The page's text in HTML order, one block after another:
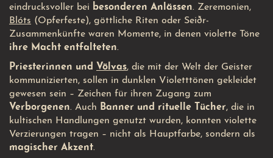
eindrucksvoller bei besonderen Anlässen. Zeremonien,
Blóts (Opferfeste), göttliche Riten oder Seiðr-
Zusammenkünfte waren Momente, in denen violette Töne
ihre Macht entfalteten.
Priesterinnen und
Völvas, die mit der Welt der Geister
kommunizierten, sollen in dunklen Violetttönen gekleidet
gewesen sein – Zeichen für ihren Zugang zum
Verborgenen. Auch Banner und rituelle Tücher, die in
kultischen Handlungen genutzt wurden, konnten violette
Verzierungen tragen – nicht als Hauptfarbe, sondern als
magischer Akzent.